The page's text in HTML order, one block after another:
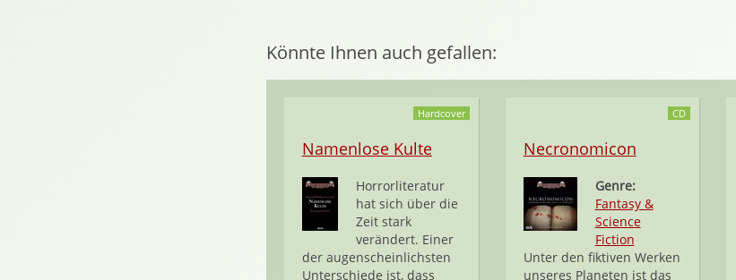
Könnte Ihnen auch gefallen:
Hardcover
Namenlose Kulte
Horrorliteratur
hat sich über die
Zeit stark
verändert. Einer
der augenscheinlichsten
Unterschiede ist, dass
CD
Necronomicon
Genre:
Fantasy &
Science
Fiction
Unter den fiktiven Werken
unseres Planeten ist das